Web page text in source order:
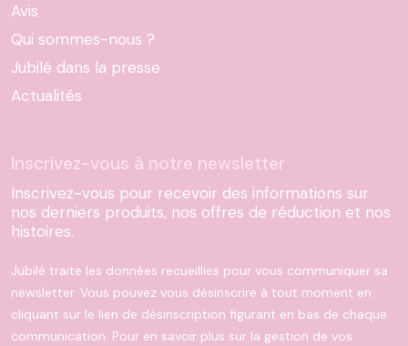
Avis
Qui sommes-nous ?
Jubilé dans la presse
Actualités
Inscrivez-vous à notre newsletter
Inscrivez-vous pour recevoir des informations sur
nos derniers produits, nos offres de réduction et nos
histoires.
Jubilé traite les données recueillies pour vous communiquer sa
newsletter. Vous pouvez vous désinscrire à tout moment en
cliquant sur le lien de désinscription figurant en bas de chaque
communication. Pour en savoir plus sur la gestion de vos